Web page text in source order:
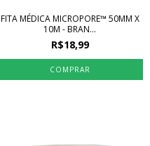
FITA MÉDICA MICROPORE™ 50MM X
10M - BRAN...
R$18,99